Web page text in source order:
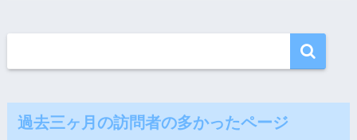
過去三ヶ月の訪問者の多かったページ